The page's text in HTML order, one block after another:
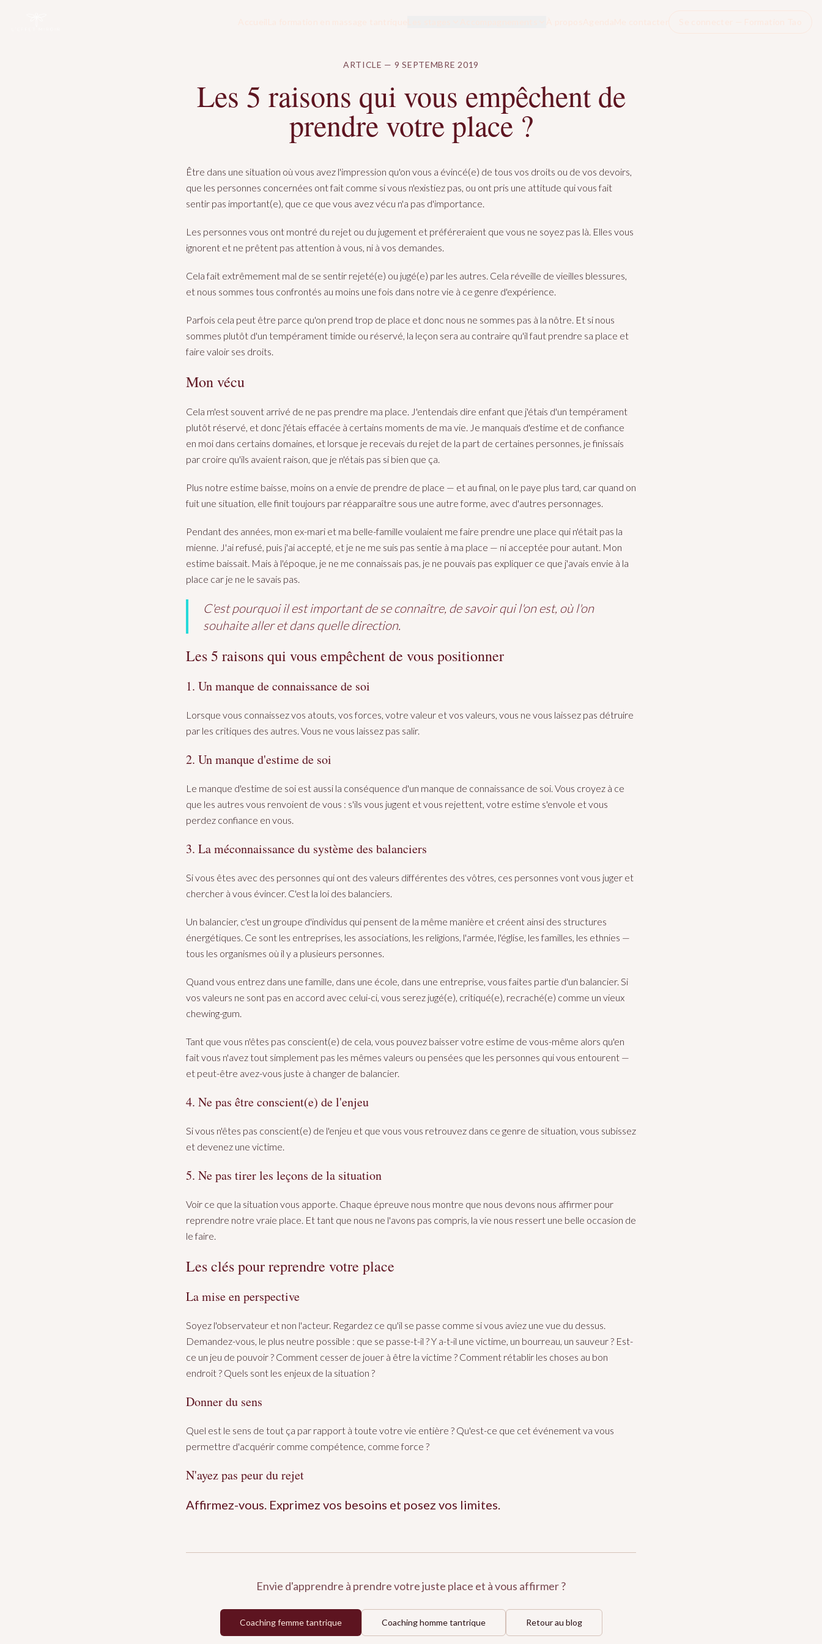
ARTICLE — 9 SEPTEMBRE 2019
Les 5 raisons qui vous empêchent de
prendre votre place ?
Être dans une situation où vous avez l'impression qu'on vous a évincé(e) de tous vos droits ou de vos devoirs,
que les personnes concernées ont fait comme si vous n'existiez pas, ou ont pris une attitude qui vous fait
sentir pas important(e), que ce que vous avez vécu n'a pas d'importance.
Les personnes vous ont montré du rejet ou du jugement et préféreraient que vous ne soyez pas là. Elles vous
ignorent et ne prêtent pas attention à vous, ni à vos demandes.
Cela fait extrêmement mal de se sentir rejeté(e) ou jugé(e) par les autres. Cela réveille de vieilles blessures,
et nous sommes tous confrontés au moins une fois dans notre vie à ce genre d'expérience.
Parfois cela peut être parce qu'on prend trop de place et donc nous ne sommes pas à la nôtre. Et si nous
sommes plutôt d'un tempérament timide ou réservé, la leçon sera au contraire qu'il faut prendre sa place et
faire valoir ses droits.
Mon vécu
Cela m'est souvent arrivé de ne pas prendre ma place. J'entendais dire enfant que j'étais d'un tempérament
plutôt réservé, et donc j'étais effacée à certains moments de ma vie. Je manquais d'estime et de confiance
en moi dans certains domaines, et lorsque je recevais du rejet de la part de certaines personnes, je finissais
par croire qu'ils avaient raison, que je n'étais pas si bien que ça.
Plus notre estime baisse, moins on a envie de prendre de place — et au final, on le paye plus tard, car quand on
fuit une situation, elle finit toujours par réapparaître sous une autre forme, avec d'autres personnages.
Pendant des années, mon ex-mari et ma belle-famille voulaient me faire prendre une place qui n'était pas la
mienne. J'ai refusé, puis j'ai accepté, et je ne me suis pas sentie à ma place — ni acceptée pour autant. Mon
estime baissait. Mais à l'époque, je ne me connaissais pas, je ne pouvais pas expliquer ce que j'avais envie à la
place car je ne le savais pas.
C'est pourquoi il est important de se connaître, de savoir qui l'on est, où l'on
souhaite aller et dans quelle direction.
Les 5 raisons qui vous empêchent de vous positionner
1. Un manque de connaissance de soi
Lorsque vous connaissez vos atouts, vos forces, votre valeur et vos valeurs, vous ne vous laissez pas détruire
par les critiques des autres. Vous ne vous laissez pas salir.
2. Un manque d'estime de soi
Le manque d'estime de soi est aussi la conséquence d'un manque de connaissance de soi. Vous croyez à ce
que les autres vous renvoient de vous : s'ils vous jugent et vous rejettent, votre estime s'envole et vous
perdez confiance en vous.
3. La méconnaissance du système des balanciers
Si vous êtes avec des personnes qui ont des valeurs différentes des vôtres, ces personnes vont vous juger et
chercher à vous évincer. C'est la loi des balanciers.
Un balancier, c'est un groupe d'individus qui pensent de la même manière et créent ainsi des structures
énergétiques. Ce sont les entreprises, les associations, les religions, l'armée, l'église, les familles, les ethnies —
tous les organismes où il y a plusieurs personnes.
Quand vous entrez dans une famille, dans une école, dans une entreprise, vous faites partie d'un balancier. Si
vos valeurs ne sont pas en accord avec celui-ci, vous serez jugé(e), critiqué(e), recraché(e) comme un vieux
chewing-gum.
Tant que vous n'êtes pas conscient(e) de cela, vous pouvez baisser votre estime de vous-même alors qu'en
fait vous n'avez tout simplement pas les mêmes valeurs ou pensées que les personnes qui vous entourent —
et peut-être avez-vous juste à changer de balancier.
4. Ne pas être conscient(e) de l'enjeu
Si vous n'êtes pas conscient(e) de l'enjeu et que vous vous retrouvez dans ce genre de situation, vous subissez
et devenez une victime.
5. Ne pas tirer les leçons de la situation
Voir ce que la situation vous apporte. Chaque épreuve nous montre que nous devons nous affirmer pour
reprendre notre vraie place. Et tant que nous ne l'avons pas compris, la vie nous ressert une belle occasion de
le faire.
Les clés pour reprendre votre place
La mise en perspective
Soyez l'observateur et non l'acteur. Regardez ce qu'il se passe comme si vous aviez une vue du dessus.
Demandez-vous, le plus neutre possible : que se passe-t-il ? Y a-t-il une victime, un bourreau, un sauveur ? Est-
ce un jeu de pouvoir ? Comment cesser de jouer à être la victime ? Comment rétablir les choses au bon
endroit ? Quels sont les enjeux de la situation ?
Donner du sens
Quel est le sens de tout ça par rapport à toute votre vie entière ? Qu'est-ce que cet événement va vous
permettre d'acquérir comme compétence, comme force ?
N'ayez pas peur du rejet
Affirmez-vous. Exprimez vos besoins et posez vos limites.
Envie d'apprendre à prendre votre juste place et à vous affirmer ?
Coaching femme tantrique Coaching homme tantrique Retour au blog